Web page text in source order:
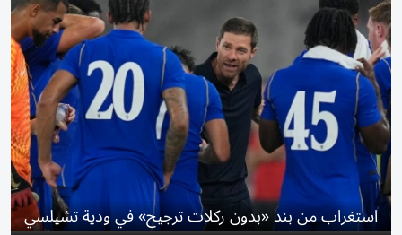
استغراب من بند «بدون ركلات ترجيح» في ودية تشيلسي